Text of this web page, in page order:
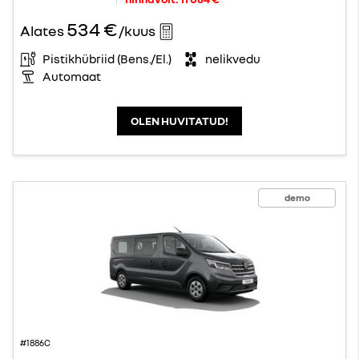
Alates534 €/kuus
Pistikhübriid (Bens./El.)
nelikvedu
Automaat
OLEN HUVITATUD!
demo
#1886C